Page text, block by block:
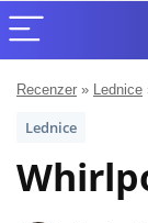
Recenzer » Lednice
Lednice